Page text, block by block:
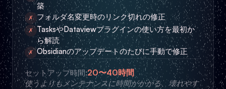
築
✗ フォルダ名変更時のリンク切れの修正
✗ TasksやDataviewプラグインの使い方を最初か
ら解読
✗ Obsidianのアップデートのたびに手動で修正
セットアップ時間:20〜40時間
使うよりもメンテナンスに時間がかかる、壊れやす